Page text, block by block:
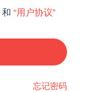
和“用户协议”
忘记密码